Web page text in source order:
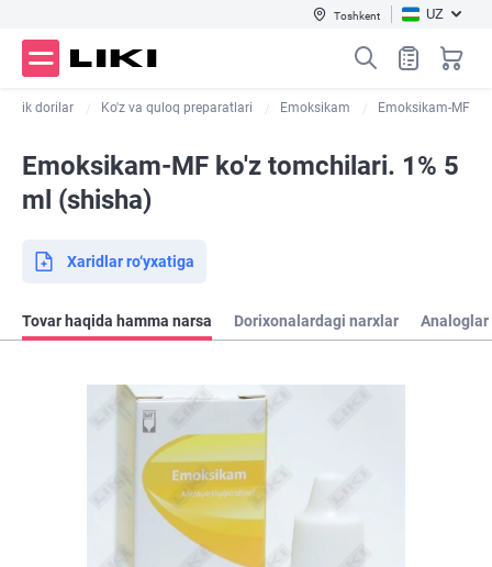
Toshkent UZ
dorilar Ko'z va quloq preparatlari Emoksikam Emoksikam-MF
Emoksikam-MF ko'z tomchilari. 1% 5
ml (shisha)
Xaridlar ro‘yxatiga
Tovar haqida hamma narsa Dorixonalardagi narxlar Analoglar